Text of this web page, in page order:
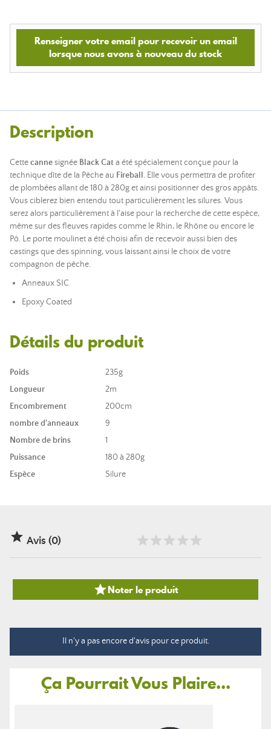
Renseigner votre email pour recevoir un email
lorsque nous avons à nouveau du stock
Description
Cettecannesignée Black Cata été spécialement conçue pour la
technique dîte de la Pêche au Fireball . Elle vous permettra de profiter
de plombées allant de 180 à 280g et ainsi positionner des gros appâts.
Vous ciblerez bien entendu tout particulièrement les silures. Vous
serez alors particulièrement à l'aise pour la recherche de cette espèce,
même sur des fleuves rapides comme le Rhin, le Rhône ou encore le
Pô. Le porte moulinet a été choisi afin de recevoir aussi bien des
castings que des spinning, vous laissant ainsi le choix de votre
compagnon de pêche.
Anneaux SIC
Epoxy Coated
Détails du produit
Poids
235g
Longueur
2m
Encombrement
200cm
nombre d'anneaux
9
Nombre de brins
1
Puissance
180 à 280g
Espèce
Silure
 Avis (0)
Noter le produit
Il n'y a pas encore d'avis pour ce produit.
Ça Pourrait Vous Plaire...